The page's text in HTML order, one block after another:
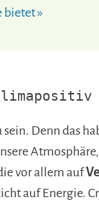
bietet »
sein. Denn das
vor allem auf
auf Energie.